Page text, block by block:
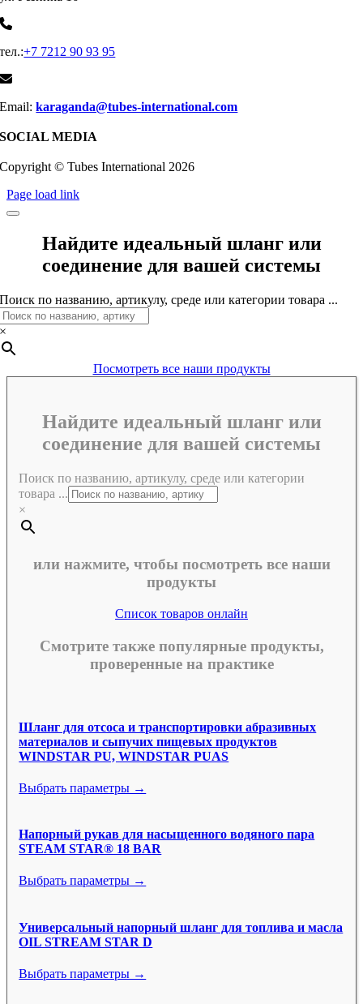
тел.:+7 7212 90 93 95
Email:karaganda@tubes-international.com
SOCIAL MEDIA
Copyright © Tubes International 2026
Page load link
Найдите идеальный шланг или
соединение для вашей системы
Поиск по названию, артикулу, среде или категории товара ...
×
Посмотреть все наши продукты
Найдите идеальный шланг или
соединение для вашей системы
Поиск по названию, артикулу, среде или категории
товара ...
×
или нажмите, чтобы посмотреть все наши
продукты
Список товаров онлайн
Смотрите также популярные продукты,
проверенные на практике
Шланг для отсоса и транспортировки абразивных
материалов и сыпучих пищевых продуктов
WINDSTAR PU, WINDSTAR PUAS
Выбрать параметры →
Напорный рукав для насыщенного водяного пара
STEAM STAR® 18 BAR
Выбрать параметры →
Универсальный напорный шланг для топлива и масла
OIL STREAM STAR D
Выбрать параметры →